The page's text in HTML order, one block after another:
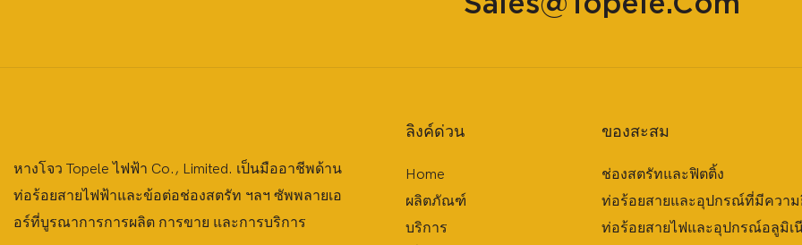
หางโจว Topele ไฟฟ้า Co., Limited. เป็นมืออาชีพด้าน
ท่อร้อยสายไฟฟ้าและข้อต่อช่องสตรัท ฯลฯ ซัพพลายเอ
อร์ที่บูรณาการการผลิต การขาย และการบริการ
ลิงค์ด่วน
Home
ผลิตภัณฑ์
บริการ
ของสะสม
ช่องสตรัทและฟิตติ้ง
ท่อร้อยสายและอุปกรณ์ที่มีควา
ท่อร้อยสายไฟและอุปกรณ์อลูมิเ